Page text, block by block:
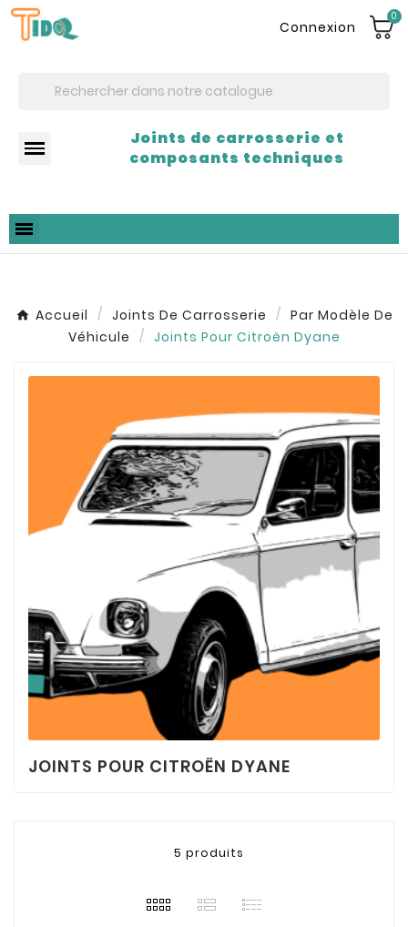
Connexion
0
Joints de carrosserie et
composants techniques
Accueil Joints De Carrosserie
Par Modèle De
Véhicule
Joints Pour Citroën Dyane
JOINTS POUR CITROËN DYANE
5 produits